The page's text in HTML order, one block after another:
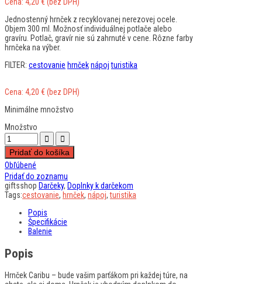
Jednostenný hrnček z recyklovanej nerezovej ocele.
Objem 300 ml. Možnosť individuálnej potlače alebo
gravíru. Potlač, gravír nie sú zahrnuté v cene. Rôzne farby
hrnčeka na výber.
FILTER: cestovanie hrnčeknápoj turistika
Cena: 4,20 €(bez DPH)
Minimálne množstvo
Množstvo
Pridať do košíka
Obľúbené
Pridať do zoznamu
giftsshop Darčeky, Doplnky k darčekom
Tags:cestovanie, hrnček, nápoj,turistika
Popis
Špecifikácie
Balenie
Popis
Hrnček Caribu – bude vašim parťákom pri každej túre, na